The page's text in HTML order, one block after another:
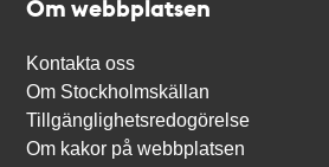
Om webbplatsen
Kontakta oss
Om Stockholmskällan
Tillgänglighetsredogörelse
Om kakor på webbplatsen